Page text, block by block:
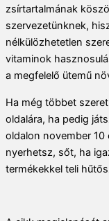
zsírtartalmának
szervezetünknek,
nélkülözhetetlen
vitaminok
a megfelelő ütemű
Ha még többet
oldalára, ha pedig
oldalon november
nyerhetsz, sőt, ha
termékekkel teli